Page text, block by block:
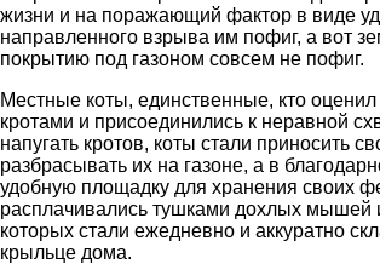
жизни и на поражающий фактор в виде
направленного взрыва им пофиг, а вот
покрытию под газоном совсем не пофиг.
Местные коты, единственные, кто
кротами и присоединились к неравной
напугать кротов, коты стали приносить
разбрасывать их на газоне, а в
удобную площадку для хранения своих
расплачивались тушками дохлых мышей
которых стали ежедневно и аккуратно
крыльце дома.